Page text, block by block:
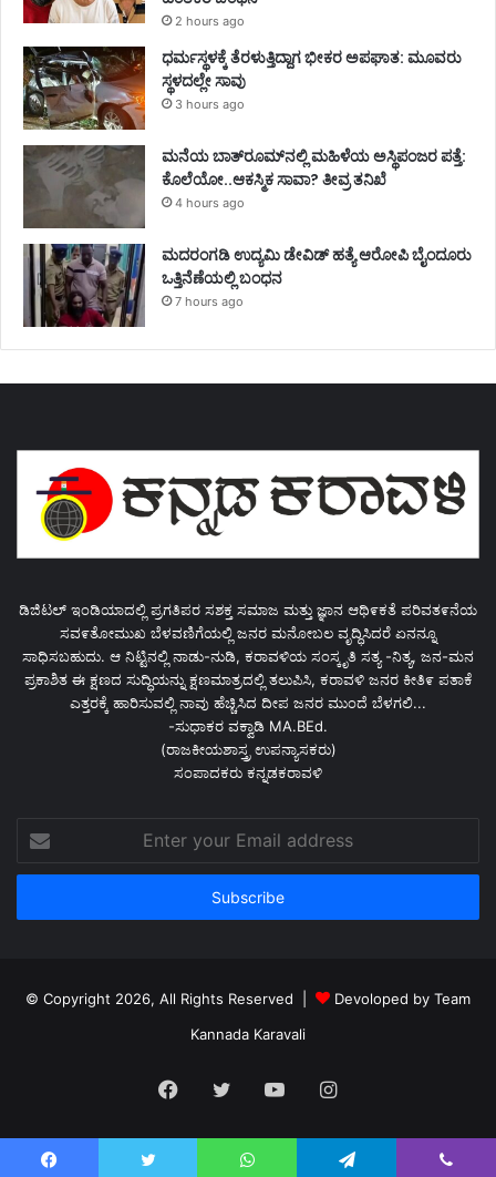
2 hours ago
ಧರ್ಮಸ್ಥಳಕ್ಕೆ ತೆರಳುತ್ತಿದ್ದಾಗ ಭೀಕರ ಅಪಘಾತ: ಮೂವರು
ಸ್ಥಳದಲ್ಲೇ ಸಾವು
3 hours ago
ಮನೆಯ ಬಾತ್‌ರೂಮ್‌ನಲ್ಲಿ ಮಹಿಳೆಯ ಅಸ್ಥಿಪಂಜರ ಪತ್ತೆ:
ಕೊಲೆಯೋ..ಆಕಸ್ಮಿಕ ಸಾವಾ? ತೀವ್ರ ತನಿಖೆ
4 hours ago
ಮದರಂಗಡಿ ಉದ್ಯಮಿ ಡೇವಿಡ್ ಹತ್ಯೆ ಆರೋಪಿ ಬೈಂದೂರು
ಒತ್ತಿನೆಣೆಯಲ್ಲಿ ಬಂಧನ
7 hours ago
ಡಿಜಿಟಲ್ ಇಂಡಿಯಾದಲ್ಲಿ ಪ್ರಗತಿಪರ ಸಶಕ್ತ ಸಮಾಜ ಮತ್ತು ಜ್ಞಾನ ಆಥಿ೯ಕತೆ ಪರಿವತ೯ನೆಯ
ಸವ೯ತೋಮುಖ ಬೆಳವಣಿಗೆಯಲ್ಲಿ ಜನರ ಮನೋಬಲ ವೃದ್ಧಿಸಿದರೆ ಏನನ್ನೂ
ಸಾಧಿಸಬಹುದು. ಆ ನಿಟ್ಟಿನಲ್ಲಿ ನಾಡು-ನುಡಿ, ಕರಾವಳಿಯ ಸಂಸ್ಕೃತಿ ಸತ್ಯ -ನಿತ್ಯ, ಜನ-ಮನ
ಪ್ರಕಾಶಿತ ಈ ಕ್ಷಣದ ಸುದ್ಧಿಯನ್ನು ಕ್ಷಣಮಾತ್ರದಲ್ಲಿ ತಲುಪಿಸಿ, ಕರಾವಳಿ ಜನರ ಕೀತಿ೯ ಪತಾಕೆ
ಎತ್ತರಕ್ಕೆ ಹಾರಿಸುವಲ್ಲಿ ನಾವು ಹೆಚ್ಚಿಸಿದ ದೀಪ ಜನರ ಮುಂದೆ ಬೆಳಗಲಿ...
-ಸುಧಾಕರ ವಕ್ವಾಡಿ MA.BEd.
(ರಾಜಕೀಯಶಾಸ್ತ್ರ ಉಪನ್ಯಾಸಕರು)
ಸಂಪಾದಕರು ಕನ್ನಡಕರಾವಳಿ
your
Email
© Copyright 2026, All Rights Reserved |
Devoloped by Team
Kannada Karavali
Facebook
TwitterYouTubeInstagram